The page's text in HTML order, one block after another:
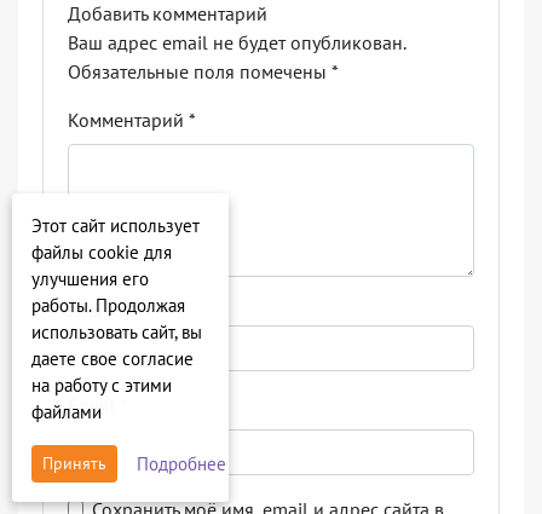
Добавить комментарий
Ваш адрес email не будет опубликован.
Обязательные поля помечены *
Комментарий *
Имя*
Email
Этот сайт использует
файлы cookie для
улучшения его
работы. Продолжая
использовать сайт, вы
даете свое согласие
на работу с этими
файлами
Принять Подробнее